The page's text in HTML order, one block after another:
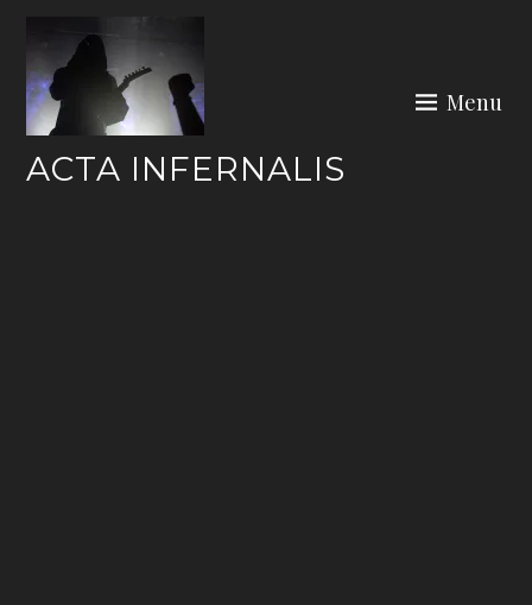
content
ACTA INFERNALIS
Menu